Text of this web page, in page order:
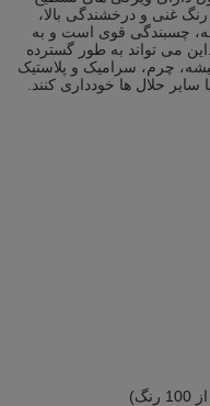
غنی و درخشندگی بالا،
چسبندگی قوی است و به
می تواند به طور گسترده
چرم، سرامیک و پلاستیک
سایر حلال ها خودداری کنند.